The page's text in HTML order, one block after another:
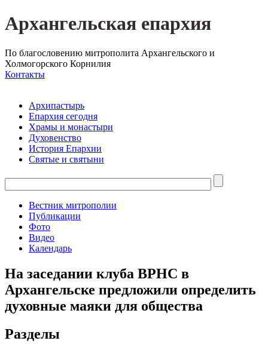
Архангельская епархия
По благословению митрополита Архангельского и
Холмогорского Корнилия
Контакты
Архипастырь
Епархия сегодня
Храмы и монастыри
Духовенство
История Епархии
Святые и святыни
Вестник митрополии
Публикации
Фото
Видео
Календарь
На заседании клуба ВРНС в
Архангельске предложили определить
духовные маяки для общества
Разделы